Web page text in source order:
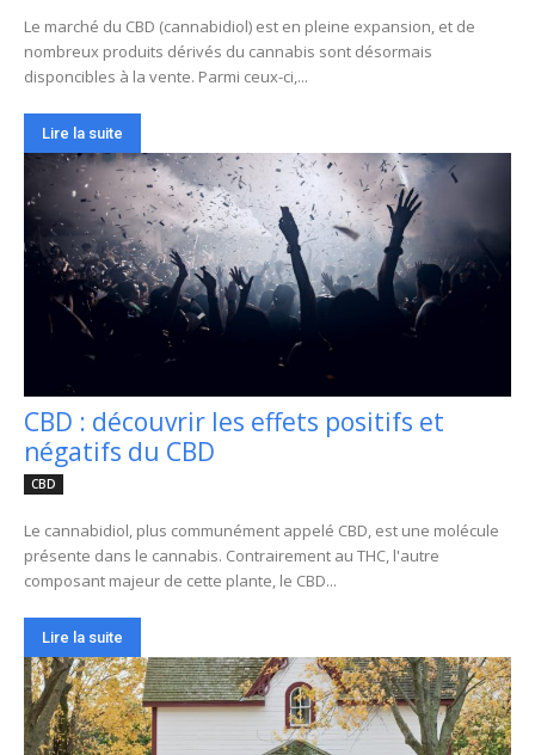
Le marché du CBD (cannabidiol) est en pleine expansion, et de
nombreux produits dérivés du cannabis sont désormais
disponcibles à la vente. Parmi ceux-ci,...
Lire la suite
CBD : découvrir les effets positifs et
négatifs du CBD
CBD
Le cannabidiol, plus communément appelé CBD, est une molécule
présente dans le cannabis. Contrairement au THC, l'autre
composant majeur de cette plante, le CBD...
Lire la suite